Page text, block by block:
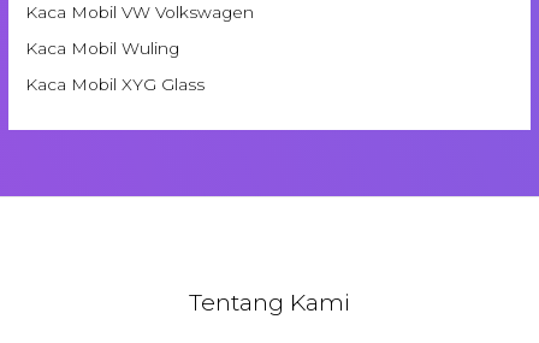
Kaca Mobil VW Volkswagen
Kaca Mobil Wuling
Kaca Mobil XYG Glass
Tentang Kami